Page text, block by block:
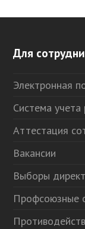
Для
Электронная
Система учета
Аттестация
Вакансии
Выборы
Профсоюзные